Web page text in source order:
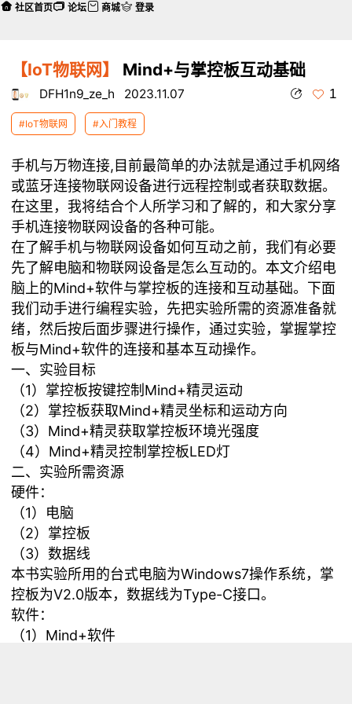
【IoT物联网】 Mind+与掌控板互动基础
DFH1n9_ze_h 2023.11.07 1
#IoT物联网 #入门教程
手机与万物连接,目前最简单的办法就是通过手机网络
或蓝牙连接物联网设备进行远程控制或者获取数据。
在这里，我将结合个人所学习和了解的，和大家分享
手机连接物联网设备的各种可能。
在了解手机与物联网设备如何互动之前，我们有必要
先了解电脑和物联网设备是怎么互动的。本文介绍电
脑上的Mind+软件与掌控板的连接和互动基础。下面
我们动手进行编程实验，先把实验所需的资源准备就
绪，然后按后面步骤进行操作，通过实验，掌握掌控
板与Mind+软件的连接和基本互动操作。
一、实验目标
（1）掌控板按键控制Mind+精灵运动
（2）掌控板获取Mind+精灵坐标和运动方向
（3）Mind+精灵获取掌控板环境光强度
（4）Mind+精灵控制掌控板LED灯
二、实验所需资源
硬件：
（1）电脑
（2）掌控板
（3）数据线
本书实验所用的台式电脑为Windows7操作系统，掌
控板为V2.0版本，数据线为Type-C接口。
软件：
（1）Mind+软件
社区首页 论坛 商城 登录